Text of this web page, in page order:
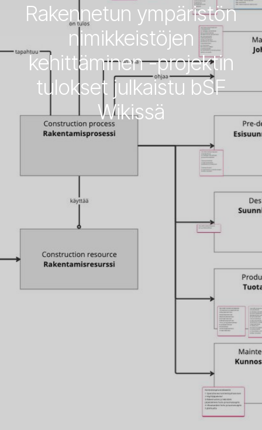
Rakennetun ympäristön
nimikkeistöjen
kehittäminen -projektin
tulokset julkaistu bSF
Wikissä